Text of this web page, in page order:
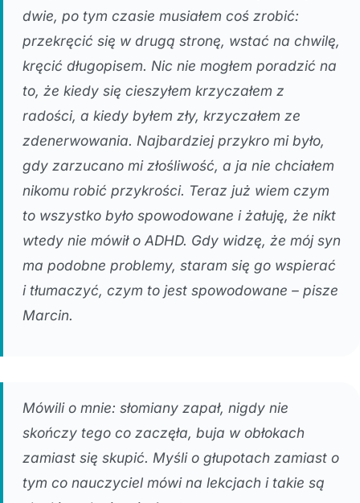
dwie, po tym czasie musiałem coś zrobić:
przekręcić się w drugą stronę, wstać na chwilę,
kręcić długopisem. Nic nie mogłem poradzić na
to, że kiedy się cieszyłem krzyczałem z
radości, a kiedy byłem zły, krzyczałem ze
zdenerwowania. Najbardziej przykro mi było,
gdy zarzucano mi złośliwość, a ja nie chciałem
nikomu robić przykrości. Teraz już wiem czym
to wszystko było spowodowane i żałuję, że nikt
wtedy nie mówił o ADHD. Gdy widzę, że mój syn
ma podobne problemy, staram się go wspierać
i tłumaczyć, czym to jest spowodowane – pisze
Marcin.
Mówili o mnie: słomiany zapał, nigdy nie
skończy tego co zaczęła, buja w obłokach
zamiast się skupić. Myśli o głupotach zamiast o
tym co nauczyciel mówi na lekcjach i takie są